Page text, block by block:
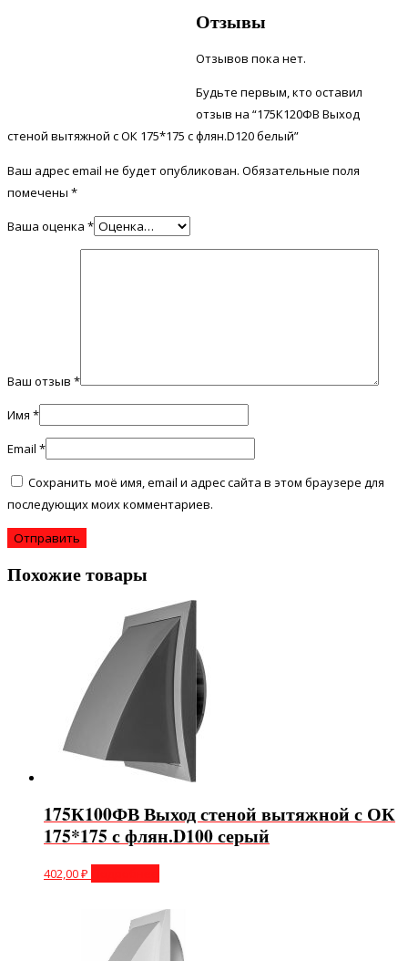
Отзывы
Отзывов пока нет.
Будьте первым, кто оставил
отзыв на “175К120ФВ Выход
стеной вытяжной с ОК 175*175 с флян.D120 белый”
Ваш адрес email не будет опубликован. Обязательные поля
помечены *
Ваша оценка *
Ваш отзыв *
Имя *
Email *
Сохранить моё имя, email и адрес сайта в этом браузере для
последующих моих комментариев.
Похожие товары
175К100ФВ Выход стеной вытяжной с ОК
175*175 с флян.D100 серый
402,00₽